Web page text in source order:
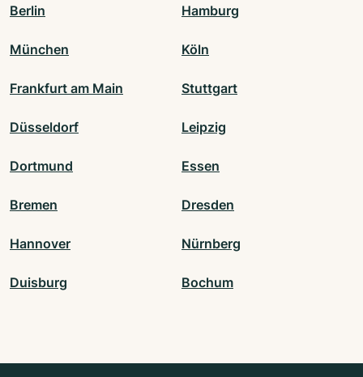
Berlin Hamburg
München Köln
Frankfurt am Main Stuttgart
Düsseldorf Leipzig
Dortmund Essen
Bremen Dresden
Hannover Nürnberg
Duisburg Bochum